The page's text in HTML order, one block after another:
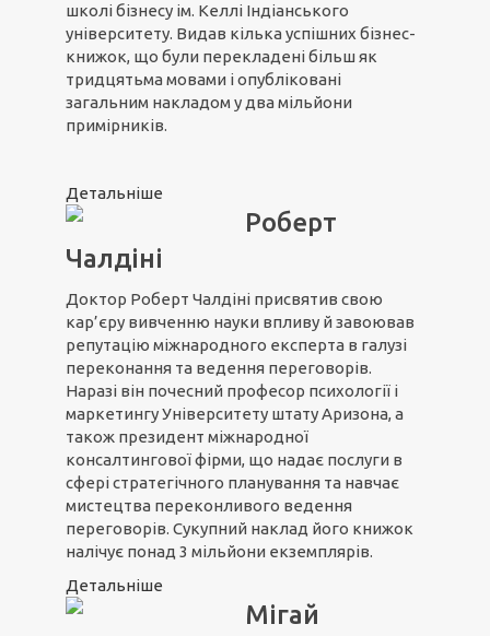
школі бізнесу ім. Келлі Індіанського
університету. Видав кілька успішних бізнес-
книжок, що були перекладені більш як
тридцятьма мовами і опубліковані
загальним накладом у два мільйони
примірників.
Детальніше
Роберт
Чалдіні
Доктор Роберт Чалдіні присвятив свою
кар’єру вивченню науки впливу й завоював
репутацію міжнародного експерта в галузі
переконання та ведення переговорів.
Наразі він почесний професор психології і
маркетингу Університету штату Аризона, а
також президент міжнародної
консалтингової фірми, що надає послуги в
сфері стратегічного планування та навчає
мистецтва переконливого ведення
переговорів. Сукупний наклад його книжок
налічує понад 3 мільйони екземплярів.
Детальніше
Мігай